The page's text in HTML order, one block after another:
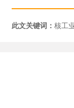
此文关键词： 核工